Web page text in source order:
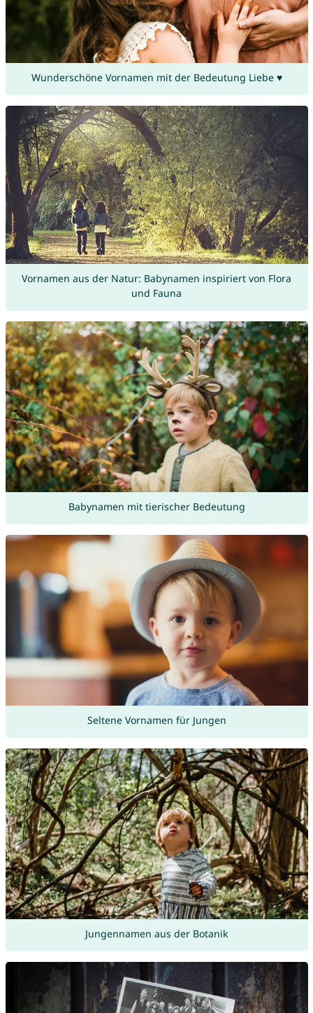
Wunderschöne Vornamen mit der Bedeutung Liebe ♥
Vornamen aus der Natur: Babynamen inspiriert von Flora
und Fauna
Babynamen mit tierischer Bedeutung
Seltene Vornamen für Jungen
Jungennamen aus der Botanik